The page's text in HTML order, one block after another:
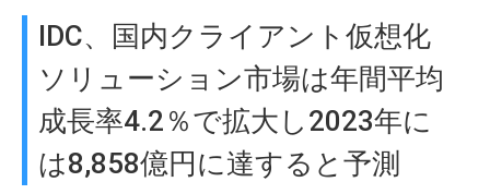
IDC、国内クライアント仮想化
ソリューション市場は年間平均
成長率4.2％で拡大し2023年に
は8,858億円に達すると予測